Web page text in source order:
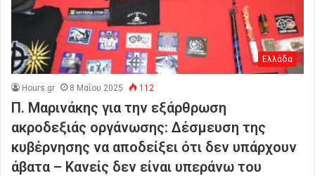
Ελλάδα
Hours.gr 8 Μαΐου 2025 112
Π. Μαρινάκης για την εξάρθρωση
ακροδεξιάς οργάνωσης: Δέσμευση της
κυβέρνησης να αποδείξει ότι δεν υπάρχουν
άβατα – Κανείς δεν είναι υπεράνω του